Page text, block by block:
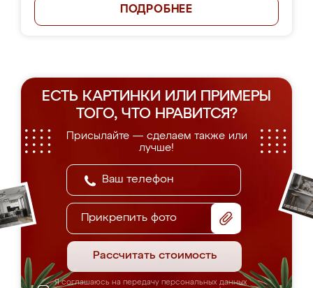
ПОДРОБНЕЕ
ЕСТЬ КАРТИНКИ ИЛИ ПРИМЕРЫ
ТОГО, ЧТО НРАВИТСЯ?
Присылайте — сделаем также или
лучше!
Прикрепить фото
Рассчитать стоимость
Я соглашаюсь на передачу персональных данных